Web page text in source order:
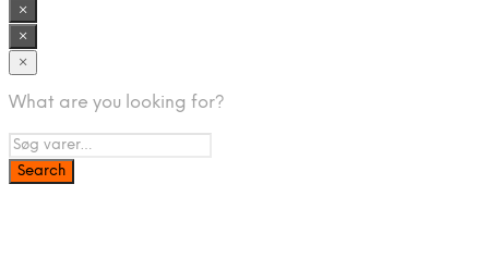
×
×
×
What are you looking for?